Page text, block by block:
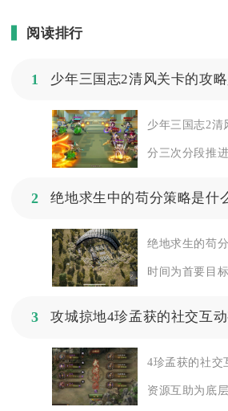
阅读排行
1 少年三国志2清风关卡的攻
少年三国志2清
分三次分段推
2 绝地求生中的苟分策略是什
绝地求生的苟
时间为首要目
3 攻城掠地4珍孟获的社交互
4珍孟获的社交
资源互助为底